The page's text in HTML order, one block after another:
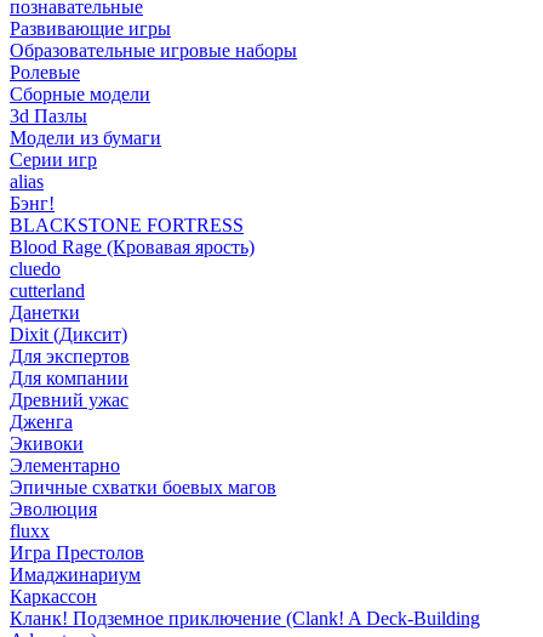
познавательные
Развивающие игры
Образовательные игровые наборы
Ролевые
Сборные модели
3d Пазлы
Модели из бумаги
Серии игр
alias
Бэнг!
BLACKSTONE FORTRESS
Blood Rage (Кровавая ярость)
cluedo
cutterland
Данетки
Dixit (Диксит)
Для экспертов
Для компании
Древний ужас
Дженга
Экивоки
Элементарно
Эпичные схватки боевых магов
Эволюция
fluxx
Игра Престолов
Имаджинариум
Каркассон
Кланк! Подземное приключение (Clank! A Deck-Building